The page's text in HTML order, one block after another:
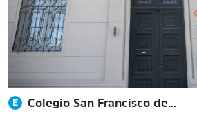
E Colegio San Francisco de...